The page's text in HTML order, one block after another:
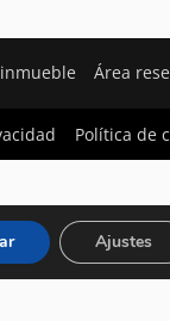
Área
Política de
Ajustes